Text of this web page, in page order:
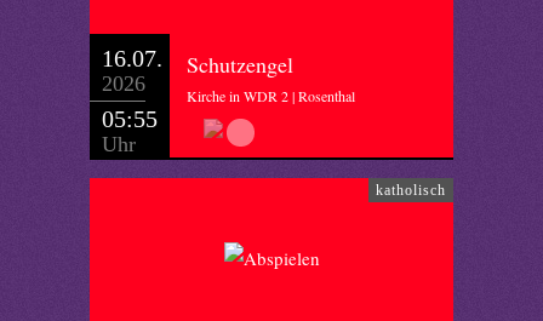
16.07.
2026
05:55
Uhr
Schutzengel
Kirche in WDR 2 | Rosenthal
katholisch